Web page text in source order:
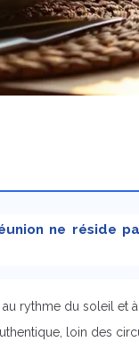
ne
rythme du soleil et
loin des